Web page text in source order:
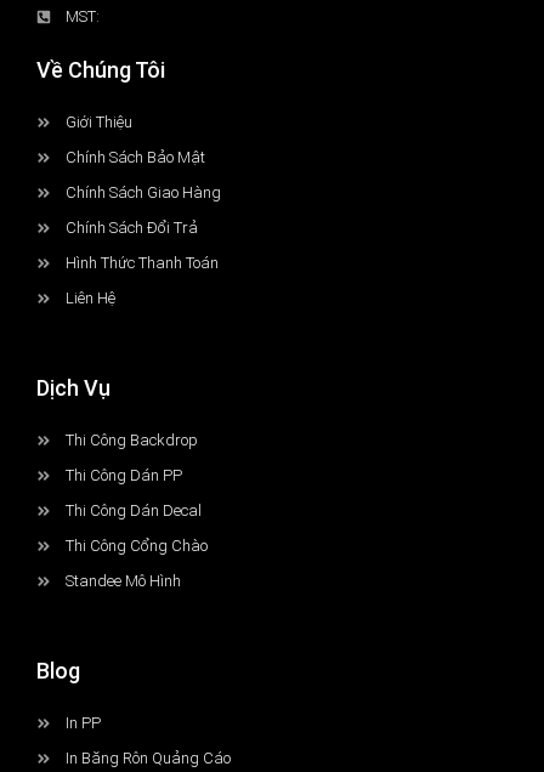
MST:
Về Chúng Tôi
Giới Thiệu
Chính Sách Bảo Mật
Chính Sách Giao Hàng
Chính Sách Đổi Trả
Hình Thức Thanh Toán
Liên Hệ
Dịch Vụ
Thi Công Backdrop
Thi Công Dán PP
Thi Công Dán Decal
Thi Công Cổng Chào
Standee Mô Hình
Blog
In PP
In Băng Rôn Quảng Cáo